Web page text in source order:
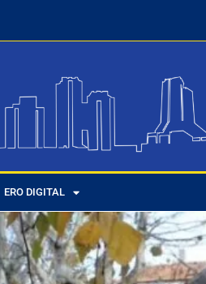
ERO DIGITAL